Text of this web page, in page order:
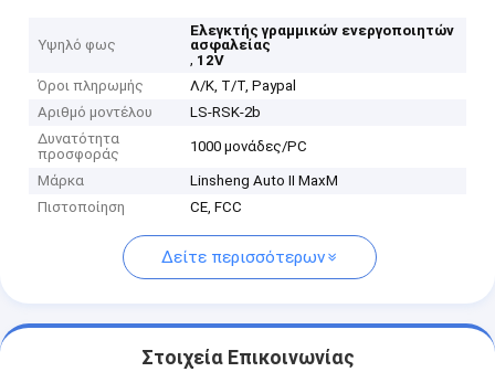
Υψηλό φως
Ελεγκτής γραμμικών ενεργοποιητών
ασφαλείας
, 12V
Όροι πληρωμής
Λ/Κ, Τ/Τ, Paypal
Αριθμό μοντέλου
LS-RSK-2b
Δυνατότητα
προσφοράς
1000 μονάδες/PC
Μάρκα
Linsheng Auto II MaxM
Πιστοποίηση
CE, FCC
Δείτε περισσότερων
Στοιχεία Επικοινωνίας